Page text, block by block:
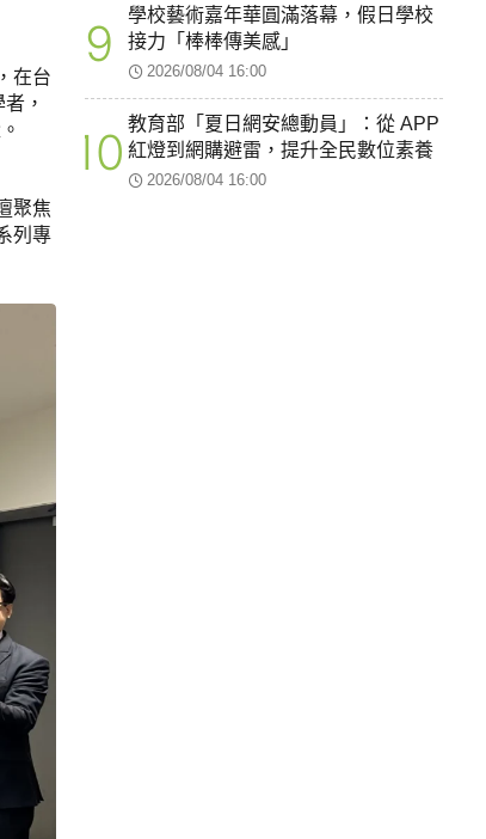
在台
，
聚焦
列專
9
學校藝術嘉年華圓滿落幕，假日學校
接力「棒棒傳美感」
2026/08/04 16:00
10 教育部「夏日網安總動員」：從 APP
紅燈到網購避雷，提升全民數位素養
2026/08/04 16:00